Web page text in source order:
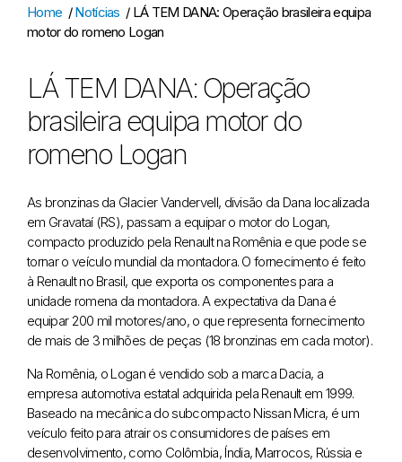
Home /Notícias / LÁ TEM DANA: Operação brasileira equipa
motor do romeno Logan
LÁ TEM DANA: Operação
brasileira equipa motor do
romeno Logan
As bronzinas da Glacier Vandervell, divisão da Dana localizada
em Gravataí (RS), passam a equipar o motor do Logan,
compacto produzido pela Renault na Romênia e que pode se
tornar o veículo mundial da montadora. O fornecimento é feito
à Renault no Brasil, que exporta os componentes para a
unidade romena da montadora. A expectativa da Dana é
equipar 200 mil motores/ano, o que representa fornecimento
de mais de 3 milhões de peças (18 bronzinas em cada motor).
Na Romênia, o Logan é vendido sob a marca Dacia, a
empresa automotiva estatal adquirida pela Renault em 1999.
Baseado na mecânica do subcompacto Nissan Micra, é um
veículo feito para atrair os consumidores de países em
desenvolvimento, como Colômbia, Índia, Marrocos, Rússia e